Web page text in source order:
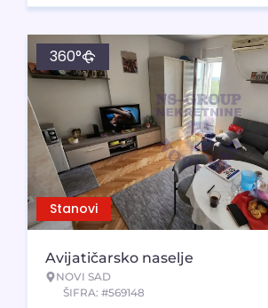
Stanovi
360°
Avijatičarsko naselje
NOVI SAD
ŠIFRA: #569148